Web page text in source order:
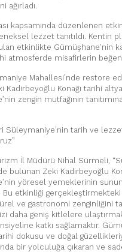
ağırladı.
kapsamında düzenlenen
lezzet tanıtıldı. Kentin
etkinlikte Gümüşhane’nin
atmosferde misafirlerin
Mahallesi’nde restore
Kadirbeyoğlu Konağı tarihi
zengin mutfağının
Süleymaniye’nin tarih ve
İl Müdürü Nihal Sürmeli,
bulunan Zeki Kadirbeyoğlu
yöresel yemeklerinin
Bu etkinliği
ve gastronomi zenginliğini
daha geniş kitlelere
katkı sağlamaktır.
dokusu ve doğal
bir yolculuğa çıkaran ve